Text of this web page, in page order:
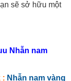
sẽ sở hữu một
Nhẫn nam
: Nhẫn nam vàng